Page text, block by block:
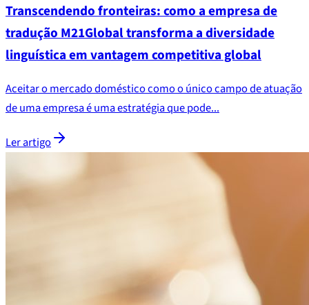
Transcendendo fronteiras: como a empresa de
tradução M21Global transforma a diversidade
linguística em vantagem competitiva global
Aceitar o mercado doméstico como o único campo de atuação
de uma empresa é uma estratégia que pode...
Ler artigo